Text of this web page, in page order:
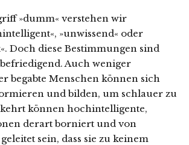
»dumm« verstehen wir
»unwissend« oder
Doch diese Bestimmungen sind
Auch weniger
begabte Menschen können sich
und bilden, um schlauer zu
können hochintelligente,
derart borniert und von
sein, dass sie zu keinem